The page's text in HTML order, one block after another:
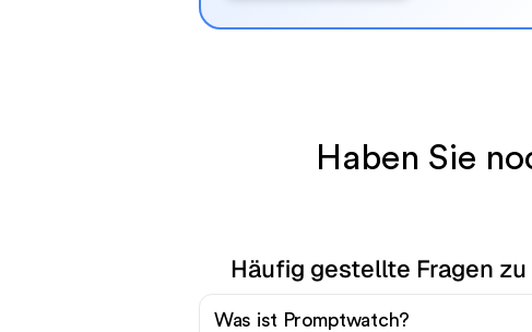
Haben Sie
Häufig gestellte Fragen
Was ist Promptwatch?